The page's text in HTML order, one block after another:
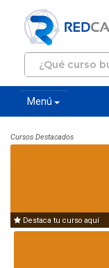
Menú
Cursos Destacados
Destaca tu curso aquí